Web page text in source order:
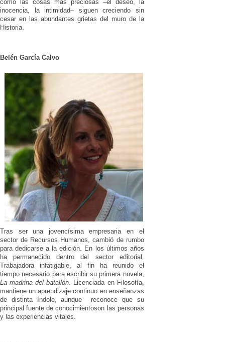
cómo las cosas más preciosas –el deseo, la
inocencia, la intimidad– siguen creciendo sin
cesar en las abundantes grietas del muro de la
Historia.
Belén García Calvo
Tras ser una jovencísima empresaria en el
sector de Recursos Humanos, cambió de rumbo
para dedicarse a la edición. En los últimos años
ha permanecido dentro del sector editorial.
Trabajadora infatigable, al fin ha reunido el
tiempo necesario para escribir su primera novela,
La madrina del batallón . Licenciada en Filosofía,
mantiene un aprendizaje continuo en enseñanzas
de distinta índole, aunque reconoce que su
principal fuente de conocimientoson las personas
y las experiencias vitales.